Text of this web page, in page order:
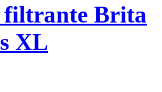
filtrante Brita
XL